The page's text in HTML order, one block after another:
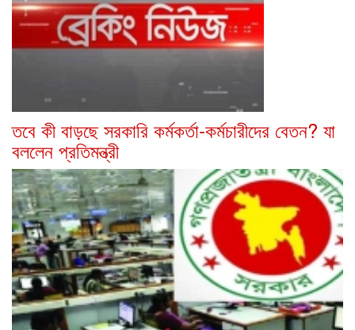
তবে কী বাড়ছে সরকারি কর্মকর্তা-কর্মচারীদের বেতন? যা
বললেন প্রতিমন্ত্রী